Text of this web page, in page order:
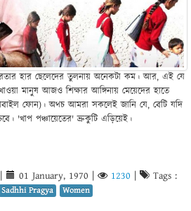
হার ছেলেদের তুলনায় অনেকটা কম। আর, এই যে
মানুষ আজও শিক্ষার আঙ্গিনায় মেয়েদের হাতে
ফোন)। অথচ আমরা সকলেই জানি যে, বেটি যদি
'খাপ পঞ্চায়েতের' ভ্রুকুটি এড়িয়েই।
01 January, 1970 1230 Tags :
Sadhhi Pragya Women